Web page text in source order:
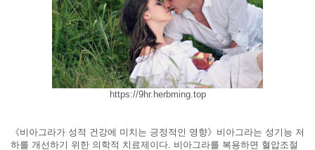
https://9hr.herbming.top
《비아그라가 성적 건강에 미치는 긍정적인 영향》비아그라는 성기능 저
하를 개선하기 위한 의학적 치료제이다. 비아그라를 복용하면 혈압조절